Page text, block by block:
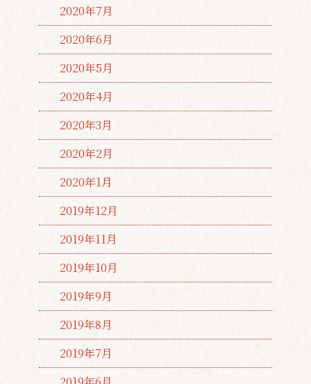
2020年7月
2020年6月
2020年5月
2020年4月
2020年3月
2020年2月
2020年1月
2019年12月
2019年11月
2019年10月
2019年9月
2019年8月
2019年7月